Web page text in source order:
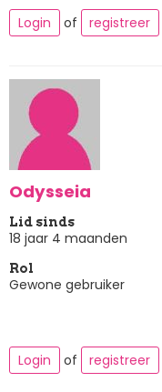
Login
of registreer
Odysseia
Lid sinds
18 jaar 4 maanden
Rol
Gewone gebruiker
Login
of registreer